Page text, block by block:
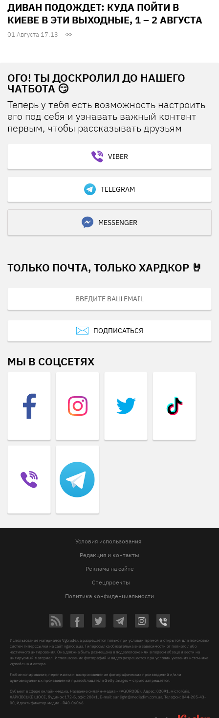
ДИВАН ПОДОЖДЕТ: КУДА ПОЙТИ В
КИЕВЕ В ЭТИ ВЫХОДНЫЕ, 1 – 2 АВГУСТА
01 Августа 17:13
ОГО! ТЫ ДОСКРОЛИЛ ДО НАШЕГО
ЧАТБОТА 😏
Теперь у тебя есть возможность настроить
его под себя и узнавать важный контент
первым, чтобы рассказывать друзьям
VIBER
TELEGRAM
MESSENGER
ТОЛЬКО ПОЧТА, ТОЛЬКО ХАРДКОР 🤘
ПОДПИСАТЬСЯ
МЫ В СОЦСЕТЯХ
Условия использования
Редакция и контакты
Реклама на сайте
Спецпроекты
Политика конфиденциальности
Использование материалов Vgorode.ua разрешается только при условии прямой и открытой для поисковых
систем гиперссылки на сайт vgorode.ua. Гиперссылка обязательна вне зависимости от полного либо
частичного цитирования. Она должна быть размещена в подзаголовке или в первом абзаце и вести на
цитируемый материал. Использование фотографий и видео разрешается при условии указания источника
vgorode.ua и автора.
Любое копирование, перепечатка и воспроизведение фотографических произведений и/или
аудиовизуальных произведений правообладателя Getty Images – строго запрещается.
Субъект в сфере онлайн-медиа, Название онлайн-медиа - «VGORODE», Адрес: 02091, місто Київ,
ХАРКІВСЬКЕ ШОСЕ, будинок 172-Б, офіс 208/1, E-mail:sunlight@mediadim.com.ua, Телефон: 044-205-43-
00, Идентификатор медиа - R40-06066